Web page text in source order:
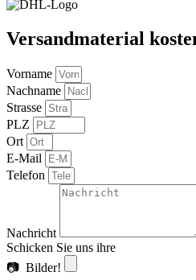
Versandmaterial
Vorname
Nachname
Strasse
PLZ
Ort
E-Mail
Telefon
Nachricht
Schicken Sie uns ihre
📷 Bilder!